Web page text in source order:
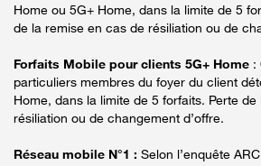
Home ou 5G+ Home, dans la limite de 5
de la remise en cas de résiliation ou de
Forfaits Mobile pour clients 5G+ Home :
particuliers membres du foyer du client
Home, dans la limite de 5 forfaits. Perte
résiliation ou de changement d’offre.
Réseau mobile N°1 : Selon l’enquête